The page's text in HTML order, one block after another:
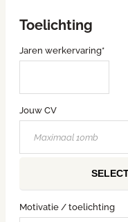
Toelichting
Jaren werkervaring*
Jouw CV
Motivatie / toelichting